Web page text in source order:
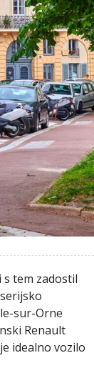
tem zadostil
sur-Orne
Renault
idealno vozilo